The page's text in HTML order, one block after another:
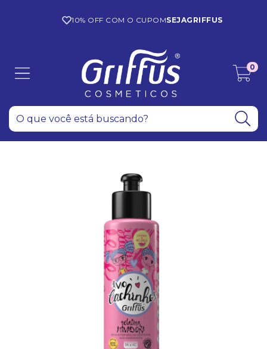
10% OFF COM O CUPOMSEJAGRIFFUS
0